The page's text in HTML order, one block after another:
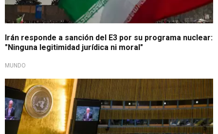
Irán responde a sanción del E3 por su programa nuclear:
"Ninguna legitimidad jurídica ni moral"
MUNDO
Llama a la diplomacia